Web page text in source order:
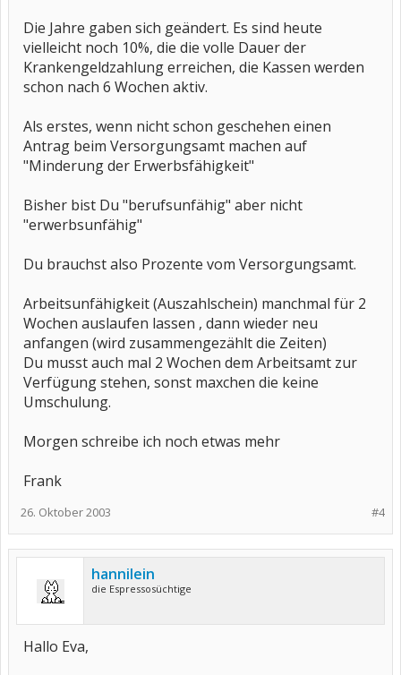
Die Jahre gaben sich geändert. Es sind heute
vielleicht noch 10%, die die volle Dauer der
Krankengeldzahlung erreichen, die Kassen werden
schon nach 6 Wochen aktiv.
Als erstes, wenn nicht schon geschehen einen
Antrag beim Versorgungsamt machen auf
"Minderung der Erwerbsfähigkeit"
Bisher bist Du "berufsunfähig" aber nicht
"erwerbsunfähig"
Du brauchst also Prozente vom Versorgungsamt.
Arbeitsunfähigkeit (Auszahlschein) manchmal für 2
Wochen auslaufen lassen , dann wieder neu
anfangen (wird zusammengezählt die Zeiten)
Du musst auch mal 2 Wochen dem Arbeitsamt zur
Verfügung stehen, sonst maxchen die keine
Umschulung.
Morgen schreibe ich noch etwas mehr
Frank
#4
26. Oktober 2003
hannilein
die Espressosüchtige
Hallo Eva,